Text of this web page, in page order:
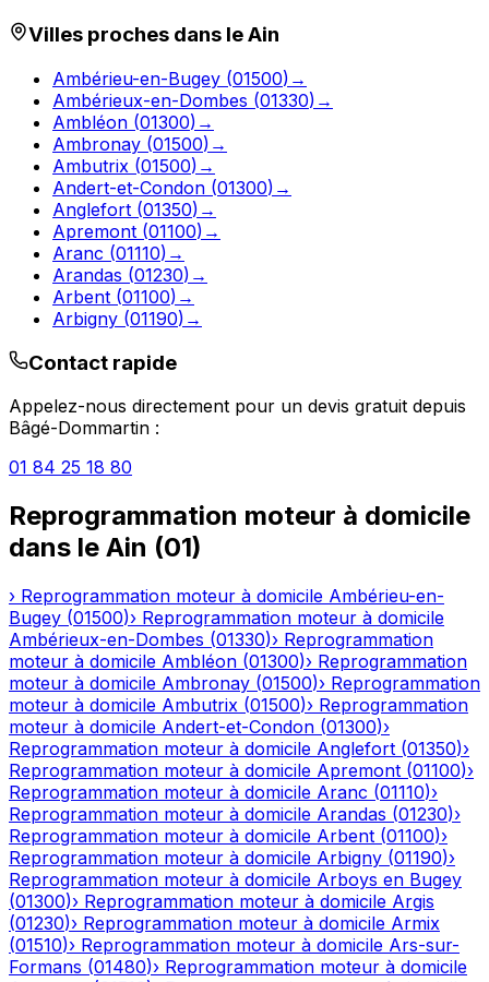
Villes proches dans leAin
Ambérieu-en-Bugey (01500) →
Ambérieux-en-Dombes (01330) →
Ambléon (01300) →
Ambronay (01500) →
Ambutrix (01500) →
Andert-et-Condon (01300) →
Anglefort (01350) →
Apremont (01100) →
Aranc (01110) →
Arandas (01230) →
Arbent (01100) →
Arbigny (01190) →
Contact rapide
Appelez-nous directement pour un devis gratuit depuis
Bâgé-Dommartin :
01 84 25 18 80
Reprogrammation moteur à domicile
dans le Ain (01)
› Reprogrammation moteur à domicile Ambérieu-en-
Bugey (01500)› Reprogrammation moteur à domicile
Ambérieux-en-Dombes (01330)› Reprogrammation
moteur à domicile Ambléon (01300)› Reprogrammation
moteur à domicile Ambronay (01500)› Reprogrammation
moteur à domicile Ambutrix (01500)› Reprogrammation
moteur à domicile Andert-et-Condon (01300)›
Reprogrammation moteur à domicile Anglefort (01350)›
Reprogrammation moteur à domicile Apremont (01100)›
Reprogrammation moteur à domicile Aranc (01110)›
Reprogrammation moteur à domicile Arandas (01230)›
Reprogrammation moteur à domicile Arbent (01100)›
Reprogrammation moteur à domicile Arbigny (01190)›
Reprogrammation moteur à domicile Arboys en Bugey
(01300)› Reprogrammation moteur à domicile Argis
(01230)› Reprogrammation moteur à domicile Armix
(01510)› Reprogrammation moteur à domicile Ars-sur-
Formans (01480)› Reprogrammation moteur à domicile